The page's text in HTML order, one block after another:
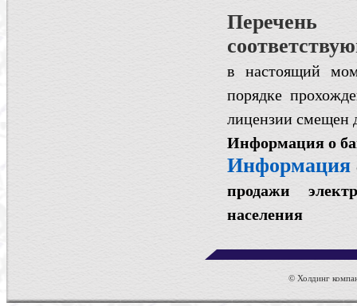
Перечень
в настоящий
порядке
лицензии смещен
Информация о
Информация
продажи
населения
© Холдинг